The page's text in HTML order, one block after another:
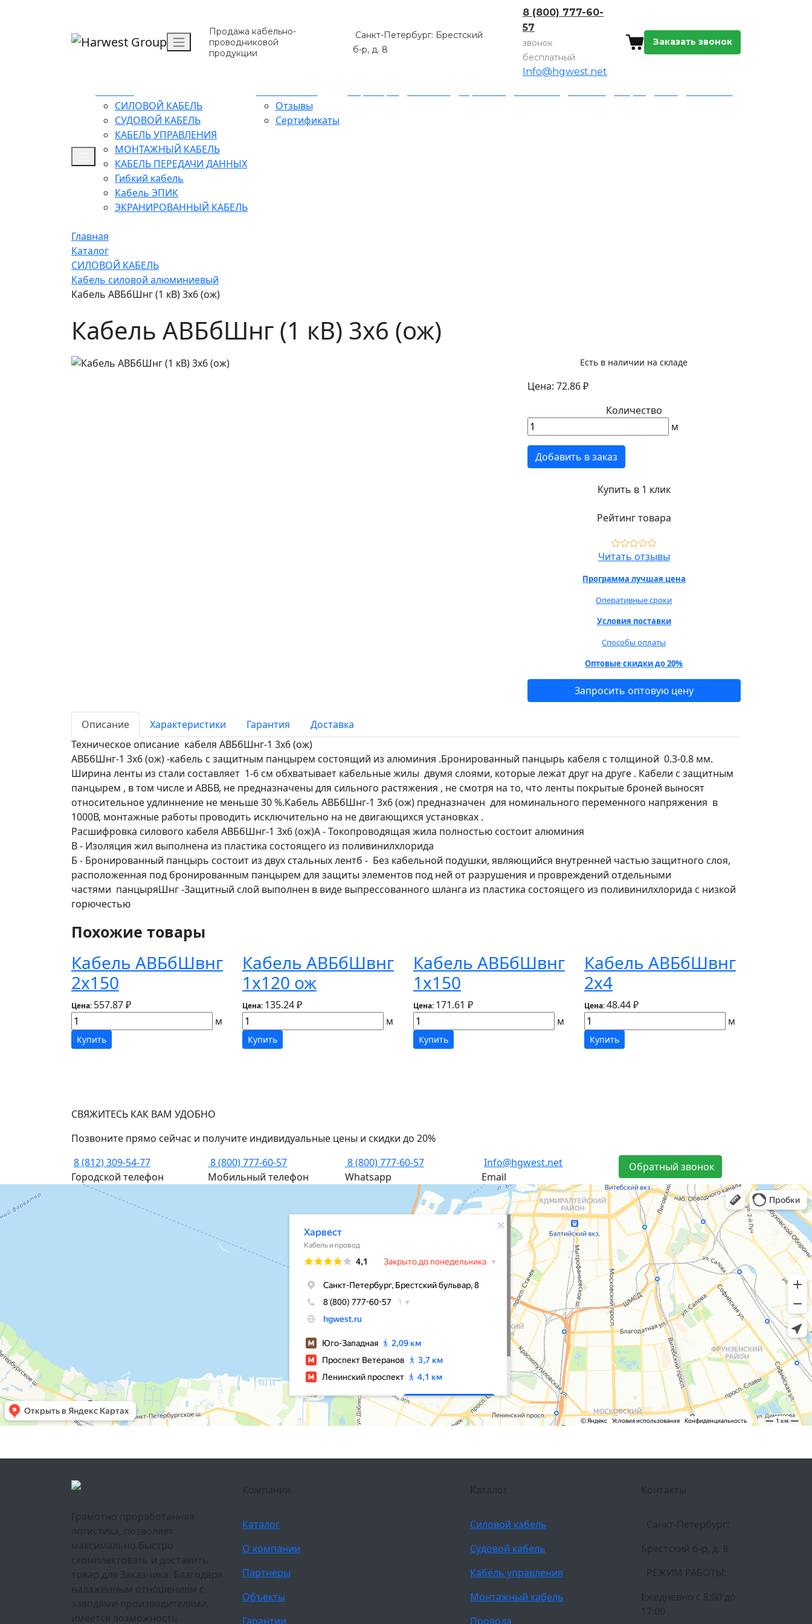
Продажа кабельно-
проводниковой
продукции
Санкт-Петербург: Брестский
б-р, д. 8
8 (800) 777-60-
57
звонок
бесплатный
Info@hgwest.net
Заказать звонок
СИЛОВОЙ КАБЕЛЬ
СУДОВОЙ КАБЕЛЬ
КАБЕЛЬ УПРАВЛЕНИЯ
МОНТАЖНЫЙ КАБЕЛЬ
КАБЕЛЬ ПЕРЕДАЧИ ДАННЫХ
Гибкий кабель
Кабель ЭПИК
ЭКРАНИРОВАННЫЙ КАБЕЛЬ
Отзывы
Сертификаты
Главная
Каталог
СИЛОВОЙ КАБЕЛЬ
Кабель силовой алюминиевый
Кабель АВБбШнг (1 кВ) 3х6 (ож)
Кабель АВБбШнг (1 кВ) 3х6 (ож)
Есть в наличии на складе
Цена: 72.86 ₽
Количество
м
Добавить в заказ
Купить в 1 клик
Рейтинг товара
Читать отзывы
Программа лучшая цена
Оперативные сроки
Условия поставки
Способы оплаты
Оптовые скидки до 20%
Запросить оптовую цену
Описание Характеристики Гарантия
Доставка
Техническое описание кабеля АВБбШнг-1 3х6 (ож)
АВБбШнг-1 3х6 (ож) -кабель с защитным панцырем состоящий из алюминия .Бронированный панцырь кабеля с толщиной 0.3-0.8 мм.
Ширина ленты из стали составляет 1-6 см обхватывает кабельные жилы двумя слоями, которые лежат друг на друге . Кабели с защитным
панцырем , в том числе и АВБВ, не предназначены для сильного растяжения , не смотря на то, что ленты покрытые броней выносят
относительное удлиннение не меньше 30 %.Кабель АВБбШнг-1 3х6 (ож) предназначен для номинального переменного напряжения в
1000В, монтажные работы проводить исключительно на не двигающихся установках .
Расшифровка силового кабеля АВБбШнг-1 3х6 (ож)А - Токопроводящая жила полностью состоит алюминия
В - Изоляция жил выполнена из пластика состоящего из поливинилхлорида
Б - Бронированный панцырь состоит из двух стальных лентб - Без кабельной подушки, являющийся внутренней частью защитного слоя,
расположенная под бронированным панцырем для защиты элементов под ней от разрушения и провреждений отдельными
частями панцыряШнг -Защитный слой выполнен в виде выпрессованного шланга из пластика состоящего из поливинилхлорида с низкой
горючестью
Похожие товары
Кабель АВБбШвнг
2х150
Цена: 557.87 ₽
м
Купить
Кабель АВБбШвнг
1х120 ож
Цена: 135.24 ₽
м
Купить
Кабель АВБбШвнг
1х150
Цена: 171.61 ₽
м
Купить
Кабель АВБбШвнг
2х4
Цена:48.44 ₽
м
Купить
СВЯЖИТЕСЬ КАК ВАМ УДОБНО
Позвоните прямо сейчас и получите индивидуальные цены и скидки до 20%
8 (812) 309-54-77
Городской телефон
8 (800) 777-60-57
Мобильный телефон
8 (800) 777-60-57
Whatsapp
Info@hgwest.net
Email
Обратный звонок
Грамотно проработанная
логистика, позволяет
максимально быстро
скомплектовать и доставить
товар для Заказчика. Благодаря
налаженным отношениям с
заводами-производителями,
имеется возможность
Компания
Каталог
О компании
Партнеры
Объекты
Гарантии
Каталог
Силовой кабель
Судовой кабель
Кабель управления
Монтажный кабель
Провода
Контакты
Санкт-Петербург:
Брестский б-р, д. 8
РЕЖИМ РАБОТЫ:
Ежедневно c 8:00 до
17:00